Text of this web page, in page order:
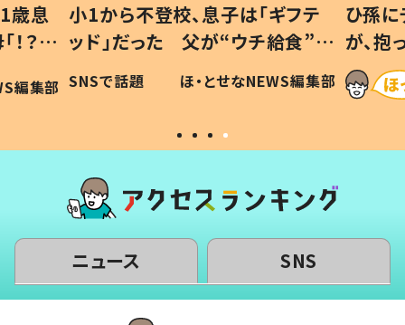
歳息
？」
編集部
小1から不登校、息子は「ギフテ
ッド」だった 父が“ウチ給食”を
作り続ける理由とは #令和の親
#令和の子
SNSで話題 ほ・とせなNEWS編集部
ひ孫
が、
「涙が
い」
ニュース SNS